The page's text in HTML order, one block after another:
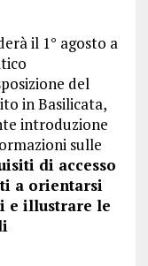
il 1° agosto a
del
in Basilicata,
introduzione
sulle
di accesso
a orientarsi
e illustrare le